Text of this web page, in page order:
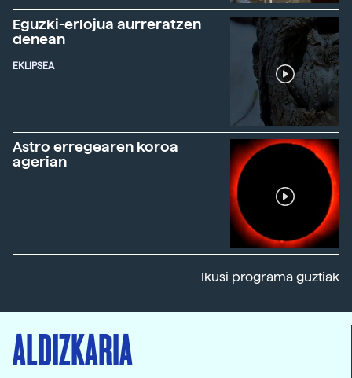
Eguzki-erlojua aurreratzen
denean
EKLIPSEA
Astro erregearen koroa
agerian
Ikusi programa guztiak
ALDIZKARIA